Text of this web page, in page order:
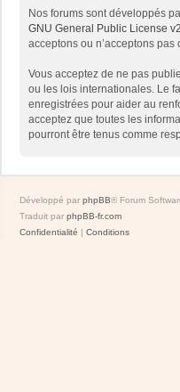
Nos forums sont développés
GNU General Public License v2
acceptons ou n’acceptons
Vous acceptez de ne pas
ou les lois internationales. Le
enregistrées pour aider au
acceptez que toutes les
pourront être tenus comme
Développé par phpBB® Forum
Traduit par phpBB-fr.com
Confidentialité | Conditions